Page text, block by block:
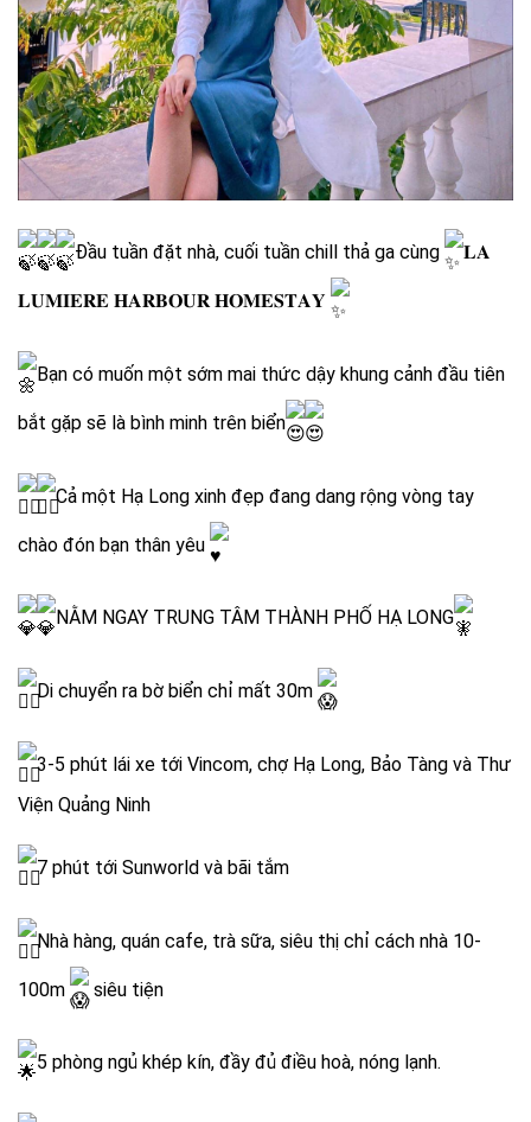
Đầu tuần đặt nhà, cuối tuần chill thả ga cùng 𝐋𝐀
𝐋𝐔𝐌𝐈𝐄𝐑𝐄 𝐇𝐀𝐑𝐁𝐎𝐔𝐑 𝐇𝐎𝐌𝐄𝐒𝐓𝐀𝐘
Bạn có muốn một sớm mai thức dậy khung cảnh đầu tiên
bắt gặp sẽ là bình minh trên biển
Cả một Hạ Long xinh đẹp đang dang rộng vòng tay
chào đón bạn thân yêu
NẰM NGAY TRUNG TÂM THÀNH PHỐ HẠ LONG
Di chuyển ra bờ biển chỉ mất 30m
3-5 phút lái xe tới Vincom, chợ Hạ Long, Bảo Tàng và Thư
Viện Quảng Ninh
7 phút tới Sunworld và bãi tắm
Nhà hàng, quán cafe, trà sữa, siêu thị chỉ cách nhà 10-
100m siêu tiện
5 phòng ngủ khép kín, đầy đủ điều hoà, nóng lạnh.